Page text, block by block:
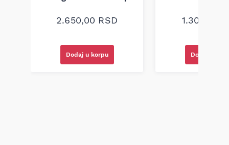
2.650,00 RSD
Dodaj u korpu
1.300,00
Dodaj u